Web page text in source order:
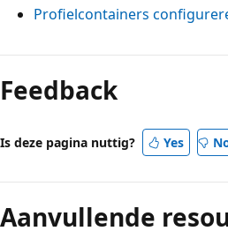
Profielcontainers
Feedback
Is deze pagina nuttig? Yes
Aanvullende